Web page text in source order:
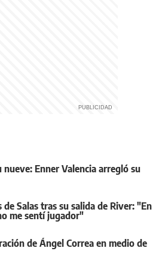
Enner Valencia arregló su
de Salas tras su salida de River: "En
me sentí jugador"
de Ángel Correa en medio de